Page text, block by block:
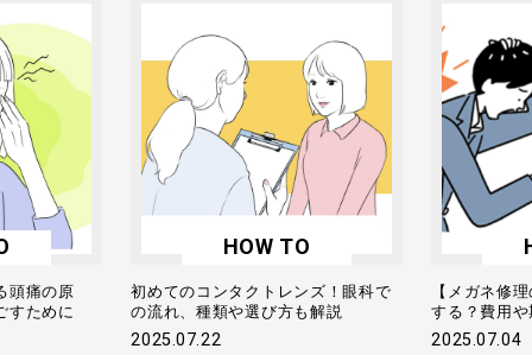
頭痛の原
すために
HOW TO
初めてのコンタクトレンズ！眼科で
の流れ、種類や選び方も解説
2025.07.22
【メガネ修
する？費用
2025.07.04